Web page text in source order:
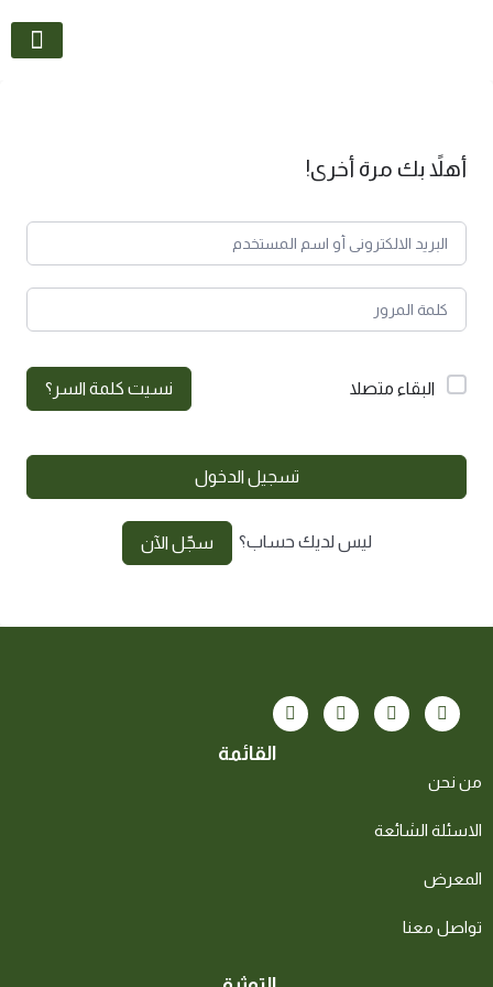
أهلاً بك مرة أخرى!
البقاء متصلا نسيت كلمة السر؟
تسجيل الدخول
ليس لديك حساب؟ سجّل الآن
القائمة
من نحن
الاسئلة الشائعة
المعرض
تواصل معنا